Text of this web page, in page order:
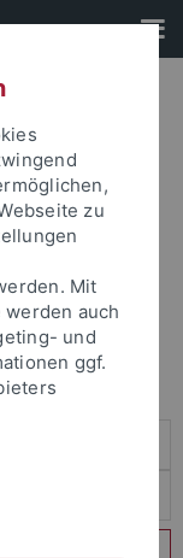
an um sich
zu
Mit
auch
und
ggf.